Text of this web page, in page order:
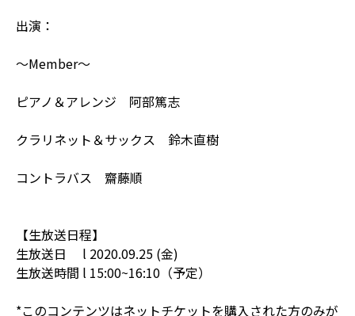
出演：
～Member～
ピアノ＆アレンジ 阿部篤志
クラリネット＆サックス 鈴木直樹
コントラバス 齋藤順
【生放送日程】
生放送日 l 2020.09.25 (金)
生放送時間 l 15:00~16:10（予定）
*このコンテンツはネットチケットを購入された方のみが